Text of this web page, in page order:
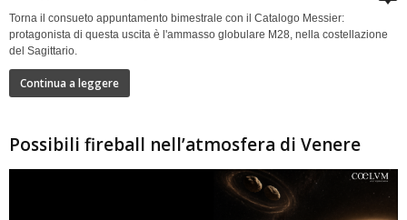
Torna il consueto appuntamento bimestrale con il Catalogo Messier:
protagonista di questa uscita è l'ammasso globulare M28, nella costellazione
del Sagittario.
Continua a leggere
Possibili fireball nell’atmosfera di Venere